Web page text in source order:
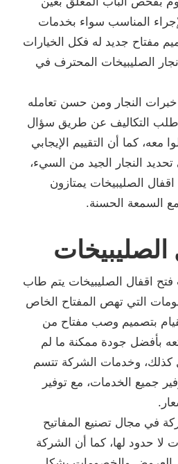
المناسب سواء بخدمات
مفتاح جديد له فكل الخيارات
الصليبيخات المحترف في
خبرات النجار ومن حسن تعامله
طلب التكاليف عن طريق سؤال
معه، كما أن التقييم الإيجابي
النجار الجيد من السيء،
الصليبيخات يمتازون
مع السمعة الحسنة.
الصليبيخات
اقفال الصليبيخات يتم طاب
التي تهص المفتاح الخاص
بتصميم وصب مفتاح من
بأفضل جودة ممكنة ما لم
كذلك، وخدمات الشركة تتسم
جميع الخدمات، مع توفير
في مجال تصنيع المفاتيح
لا حدود لها، كما أن الشركة